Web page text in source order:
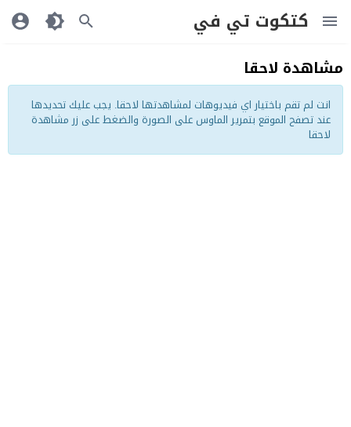
كتكوت تي في
مشاهدة لاحقا
انت لم تقم باختيار اي فيديوهات لمشاهدتها لاحقا. يجب عليك تحديدها
عند تصفح الموقع بتمرير الماوس على الصورة والضغط على زر مشاهدة
لاحقا